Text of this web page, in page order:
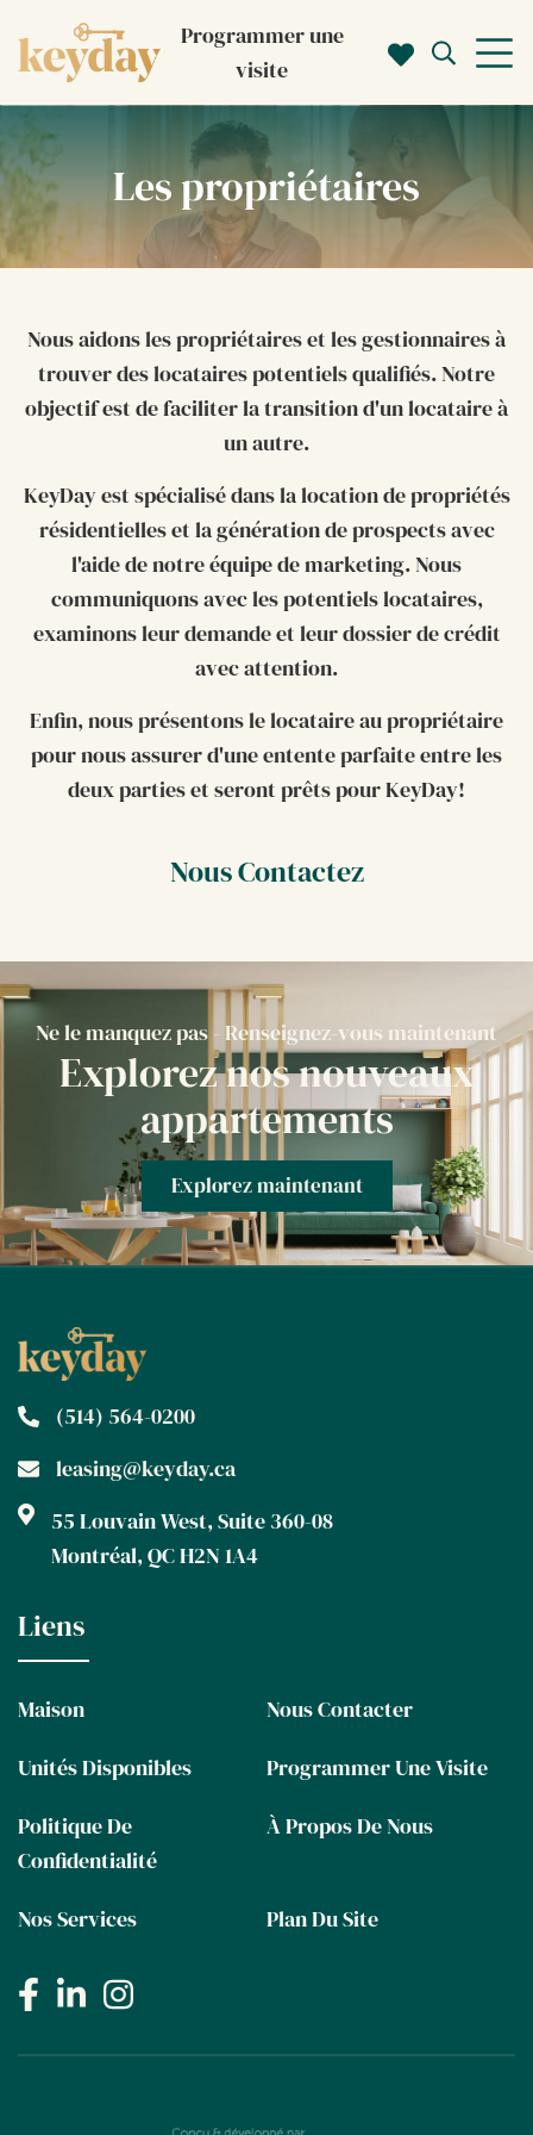
Programmer une
visite
Les propriétaires
Nous aidons les propriétaires et les gestionnaires à
trouver des locataires potentiels qualifiés. Notre
objectif est de faciliter la transition d'un locataire à
un autre.
KeyDay est spécialisé dans la location de propriétés
résidentielles et la génération de prospects avec
l'aide de notre équipe de marketing. Nous
communiquons avec les potentiels locataires,
examinons leur demande et leur dossier de crédit
avec attention.
Enfin, nous présentons le locataire au propriétaire
pour nous assurer d'une entente parfaite entre les
deux parties et seront prêts pour KeyDay!
Nous Contactez
Ne le manquez pas - Renseignez-vous maintenant
Explorez nos nouveaux
appartements
Explorez maintenant
(514) 564-0200
leasing@keyday.ca
55 Louvain West, Suite 360-08
Montréal, QC H2N 1A4
Liens
Maison
Nous Contacter
Unités Disponibles
Programmer Une Visite
Politique De
Confidentialité
À Propos De Nous
Nos Services Plan Du Site